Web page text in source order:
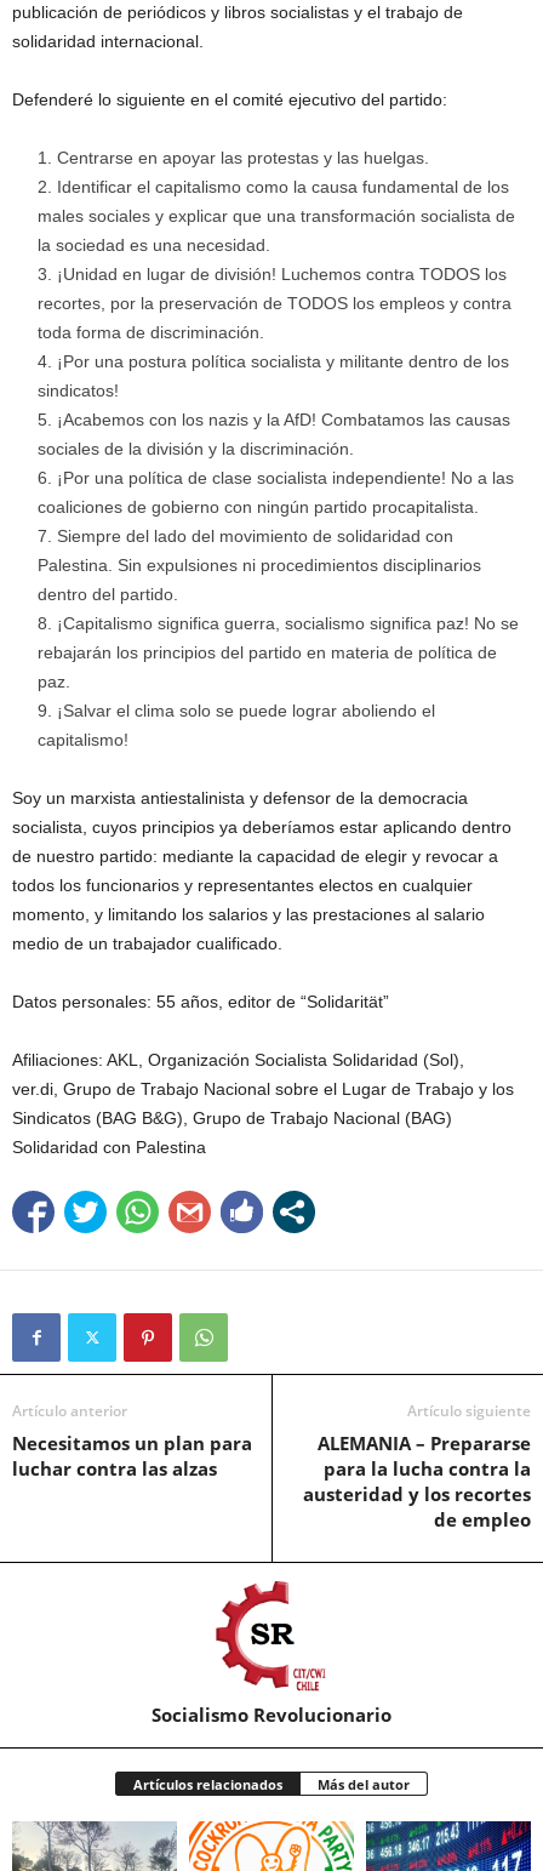
publicación de periódicos y libros socialistas y el trabajo de
solidaridad internacional.
Defenderé lo siguiente en el comité ejecutivo del partido:
Centrarse en apoyar las protestas y las huelgas.
Identificar el capitalismo como la causa fundamental de los
males sociales y explicar que una transformación socialista de
la sociedad es una necesidad.
¡Unidad en lugar de división! Luchemos contra TODOS los
recortes, por la preservación de TODOS los empleos y contra
toda forma de discriminación.
¡Por una postura política socialista y militante dentro de los
sindicatos!
¡Acabemos con los nazis y la AfD! Combatamos las causas
sociales de la división y la discriminación.
¡Por una política de clase socialista independiente! No a las
coaliciones de gobierno con ningún partido procapitalista.
Siempre del lado del movimiento de solidaridad con
Palestina. Sin expulsiones ni procedimientos disciplinarios
dentro del partido.
¡Capitalismo significa guerra, socialismo significa paz! No se
rebajarán los principios del partido en materia de política de
paz.
¡Salvar el clima solo se puede lograr aboliendo el
capitalismo!
Soy un marxista antiestalinista y defensor de la democracia
socialista, cuyos principios ya deberíamos estar aplicando dentro
de nuestro partido: mediante la capacidad de elegir y revocar a
todos los funcionarios y representantes electos en cualquier
momento, y limitando los salarios y las prestaciones al salario
medio de un trabajador cualificado.
Datos personales: 55 años, editor de “Solidarität”
Afiliaciones: AKL, Organización Socialista Solidaridad (Sol),
ver.di, Grupo de Trabajo Nacional sobre el Lugar de Trabajo y los
Sindicatos (BAG B&G), Grupo de Trabajo Nacional (BAG)
Solidaridad con Palestina
Artículo anterior
Necesitamos un plan para
luchar contra las alzas
Artículo siguiente
ALEMANIA – Prepararse
para la lucha contra la
austeridad y los recortes
de empleo
Socialismo Revolucionario
Artículos relacionados Más del autor